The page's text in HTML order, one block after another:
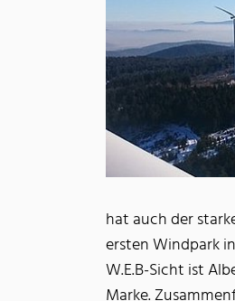
hat auch der
ersten Windpark
W.E.B-Sicht ist